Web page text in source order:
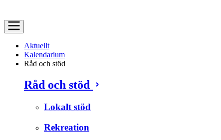
Aktuellt
Kalendarium
Råd och stöd
Råd och stöd
Lokalt stöd
Rekreation